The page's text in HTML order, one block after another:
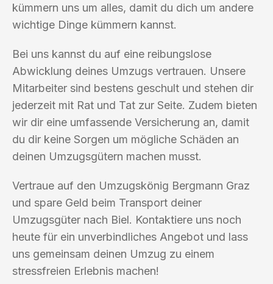
kümmern uns um alles, damit du dich um andere
wichtige Dinge kümmern kannst.
Bei uns kannst du auf eine reibungslose
Abwicklung deines Umzugs vertrauen. Unsere
Mitarbeiter sind bestens geschult und stehen dir
jederzeit mit Rat und Tat zur Seite. Zudem bieten
wir dir eine umfassende Versicherung an, damit
du dir keine Sorgen um mögliche Schäden an
deinen Umzugsgütern machen musst.
Vertraue auf den Umzugskönig Bergmann Graz
und spare Geld beim Transport deiner
Umzugsgüter nach Biel. Kontaktiere uns noch
heute für ein unverbindliches Angebot und lass
uns gemeinsam deinen Umzug zu einem
stressfreien Erlebnis machen!